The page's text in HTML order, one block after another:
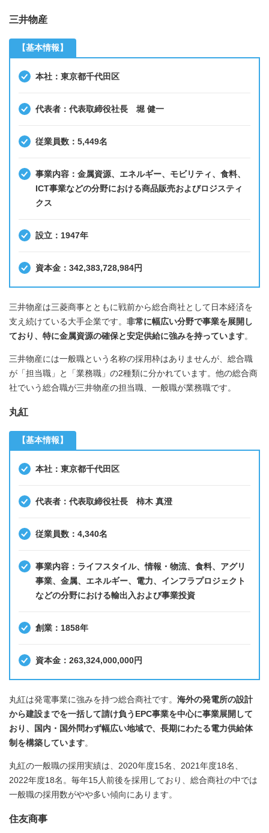
三井物産
【基本情報】
本社：東京都千代田区
代表者：代表取締役社長 堀 健一
従業員数：5,449名
事業内容：金属資源、エネルギー、モビリティ、食料、
ICT事業などの分野における商品販売およびロジスティ
クス
設立：1947年
資本金：342,383,728,984円
三井物産は三菱商事とともに戦前から総合商社として日本経済を
支え続けている大手企業です。 非常に幅広い分野で事業を展開し
ており、特に金属資源の確保と安定供給に強みを持っています。
三井物産には一般職という名称の採用枠はありませんが、総合職
が「担当職」と「業務職」の2種類に分かれています。他の総合商
社でいう総合職が三井物産の担当職、一般職が業務職です。
丸紅
【基本情報】
本社：東京都千代田区
代表者：代表取締役社長 柿木 真澄
従業員数：4,340名
事業内容：ライフスタイル、情報・物流、食料、アグリ
事業、金属、エネルギー、電力、インフラプロジェクト
などの分野における輸出入および事業投資
創業：1858年
資本金：263,324,000,000円
丸紅は発電事業に強みを持つ総合商社です。 海外の発電所の設計
から建設までを一括して請け負うEPC事業を中心に事業展開して
おり、国内・国外問わず幅広い地域で、長期にわたる電力供給体
制を構築しています。
丸紅の一般職の採用実績は、2020年度15名、2021年度18名、
2022年度18名。毎年15人前後を採用しており、総合商社の中では
一般職の採用数がやや多い傾向にあります。
住友商事